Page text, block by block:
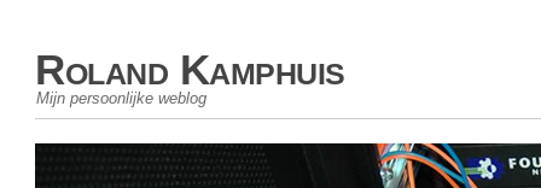
Roland Kamphuis
Mijn persoonlijke weblog